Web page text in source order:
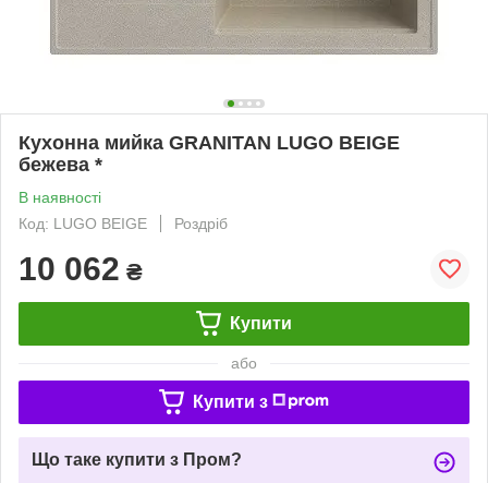
Кухонна мийка GRANITAN LUGO BEIGE
бежева *
В наявності
Код: LUGO BEIGE
Роздріб
10 062 ₴
Купити
або
Купити з
Що таке купити з Пром?